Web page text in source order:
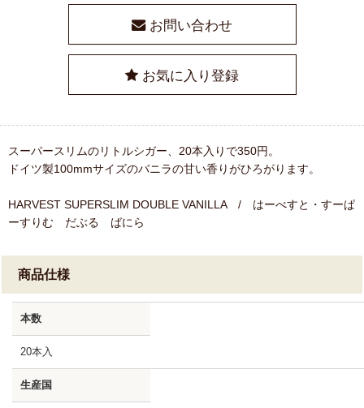
お問い合わせ
お気に入り登録
スーパースリムのリトルシガー、20本入りで350円。
ドイツ製100mmサイズのバニラの甘い香りがひろがります。
HARVEST SUPERSLIM DOUBLE VANILLA / はーべすと・すーぱ
ーすりむ だぶる ばにら
商品仕様
本数
20本入
生産国